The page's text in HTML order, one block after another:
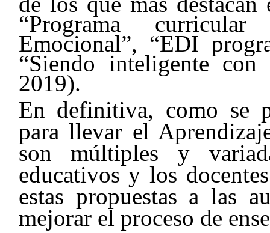
“Programa curricular
Emocional”, “EDI
“Siendo inteligente
2019).
En definitiva, como se
para llevar el
son múltiples y
educativos y los
estas propuestas a las
mejorar el proceso de